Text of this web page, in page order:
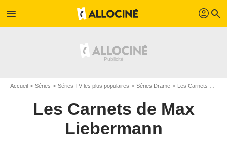
menu profil search
Accueil Séries Séries TV les plus populaires Séries Drame Les Carnets de Max Liebermann
Les Carnets de Max
Liebermann